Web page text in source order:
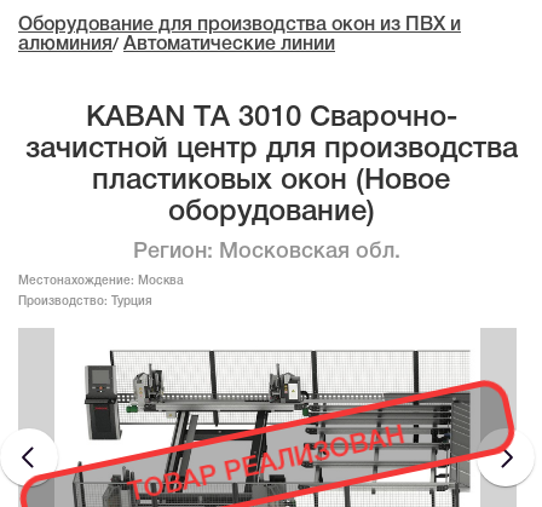
Оборудование для производства окон из ПВХ и
алюминия/ Автоматические линии
KABAN ТA 3010 Сварочно-
зачистной центр для производства
пластиковых окон (Новое
оборудование)
Регион: Московская обл.
Местонахождение:
Москва
Производство:
Турция
ТОВАР РЕАЛИЗОВАН